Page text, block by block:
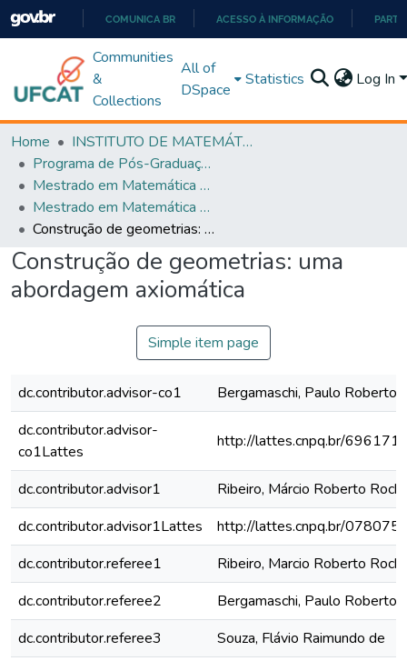
PARA
O
COMUNICA BR ACESSO À INFORMAÇÃO
Communities
&
Collections
All of
DSpace
Statistics Log In
Home
INSTITUTO DE MATEMÁTICA E TECNOLOGIA
Programa de Pós-Graduação em Matemática (PROFMAT)
Mestrado em Matemática em Rede Nacional - PROFMAT
Mestrado em Matemática em Rede Nacional - PROFMAT
Construção de geometrias: uma abordagem axiomática
Construção de geometrias: uma
abordagem axiomática
Simple item page
dc.contributor.advisor-co1
Bergamaschi, Paulo Roberto
dc.contributor.advisor-
co1Lattes
http://lattes.cnpq.br/
dc.contributor.advisor1
Ribeiro, Márcio Roberto
dc.contributor.advisor1Lattes
http://lattes.cnpq.br/
dc.contributor.referee1
Ribeiro, Marcio Roberto
dc.contributor.referee2
Bergamaschi, Paulo Roberto
dc.contributor.referee3
Souza, Flávio Raimundo de